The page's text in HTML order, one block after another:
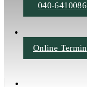
040-6410086
Online Termin